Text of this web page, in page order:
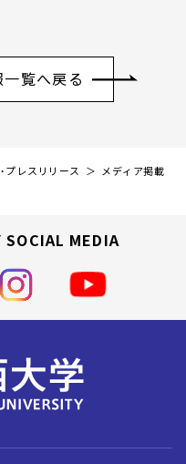
覧へ戻る
プレスリリース
メディア掲載
SOCIAL MEDIA